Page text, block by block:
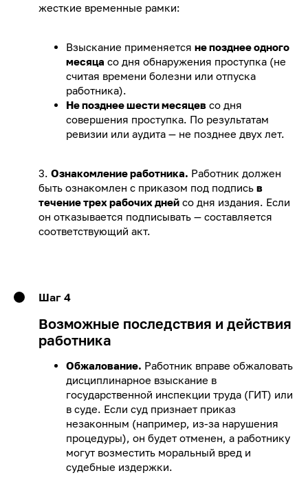
жесткие временные рамки:
Взыскание применяется не позднее одного
месяца со дня обнаружения проступка (не
считая времени болезни или отпуска
работника).
Не позднее шести месяцев со дня
совершения проступка. По результатам
ревизии или аудита — не позднее двух лет.
3. Ознакомление работника. Работник должен
быть ознакомлен с приказом под подпись в
течение трех рабочих дней со дня издания. Если
он отказывается подписывать — составляется
соответствующий акт.
Шаг 4
Возможные последствия и действия
работника
Обжалование. Работник вправе обжаловать
дисциплинарное взыскание в
государственной инспекции труда (ГИТ) или
в суде. Если суд признает приказ
незаконным (например, из-за нарушения
процедуры), он будет отменен, а работнику
могут возместить моральный вред и
судебные издержки.